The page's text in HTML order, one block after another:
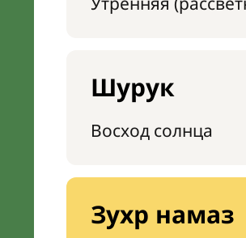
Шурук
Восход солнца
Зухр намаз